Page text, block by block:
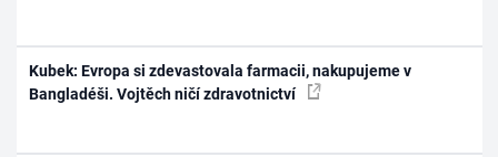
Kubek: Evropa si zdevastovala farmacii, nakupujeme v
Bangladéši. Vojtěch ničí zdravotnictví